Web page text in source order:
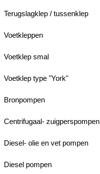
Terugslagklep / tussenklep
Voetkleppen
Voetklep smal
Voetklep type "York"
Bronpompen
Centrifugaal- zuigperspompen
Diesel- olie en vet pompen
Diesel pompen